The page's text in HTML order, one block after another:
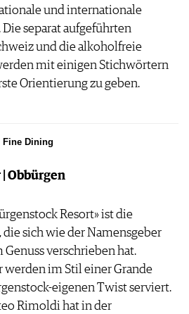
und internationale
separat aufgeführten
und die alkoholfreie
mit einigen Stichwörtern
Orientierung zu geben.
Fine Dining
Obbürgen
Resort» ist die
die sich wie der Namensgeber
verschrieben hat.
werden im Stil einer Grande
eigenen Twist serviert.
Rimoldi hat in der